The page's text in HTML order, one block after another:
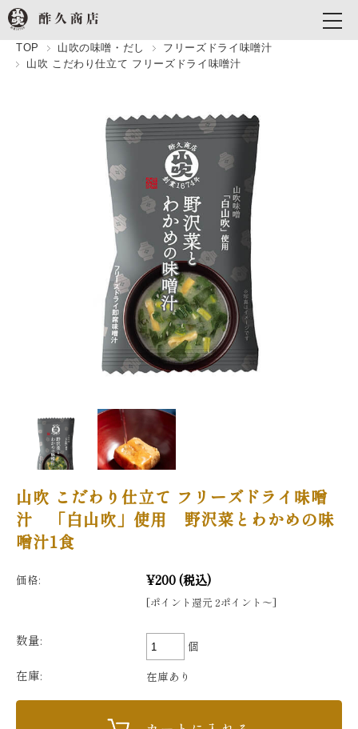
TOP 山吹の味噌・だし
フリーズドライ味噌汁
山吹 こだわり仕立て フリーズドライ味噌汁
山吹 こだわり仕立て フリーズドライ味噌
汁 「白山吹」使用 野沢菜とわかめの味
噌汁1食
価格: ¥200(税込)
[ポイント還元 2ポイント〜]
数量: 個
在庫: 在庫あり